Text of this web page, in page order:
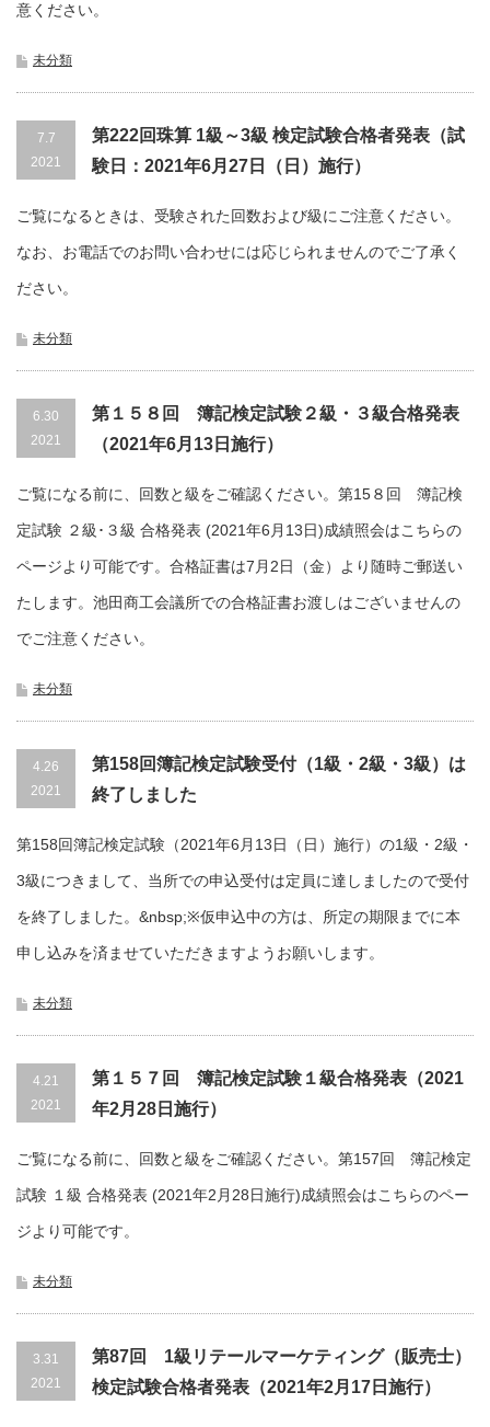
意ください。
未分類
7.7
2021
第222回珠算 1級～3級 検定試験合格者発表（試
験日：2021年6月27日（日）施行）
ご覧になるときは、受験された回数および級にご注意ください。
なお、お電話でのお問い合わせには応じられませんのでご了承く
ださい。
未分類
6.30
2021
第１５８回 簿記検定試験２級・３級合格発表
（2021年6月13日施行）
ご覧になる前に、回数と級をご確認ください。第15８回 簿記検
定試験 ２級･３級 合格発表 (2021年6月13日)成績照会はこちらの
ページより可能です。合格証書は7月2日（金）より随時ご郵送い
たします。池田商工会議所での合格証書お渡しはございませんの
でご注意ください。
未分類
4.26
2021
第158回簿記検定試験受付（1級・2級・3級）は
終了しました
第158回簿記検定試験（2021年6月13日（日）施行）の1級・2級・
3級につきまして、当所での申込受付は定員に達しましたので受付
を終了しました。&nbsp;※仮申込中の方は、所定の期限までに本
申し込みを済ませていただきますようお願いします。
未分類
4.21
2021
第１５７回 簿記検定試験１級合格発表（2021
年2月28日施行）
ご覧になる前に、回数と級をご確認ください。第157回 簿記検定
試験 １級 合格発表 (2021年2月28日施行)成績照会はこちらのペー
ジより可能です。
未分類
3.31
2021
第87回 1級リテールマーケティング（販売士）
検定試験合格者発表（2021年2月17日施行）